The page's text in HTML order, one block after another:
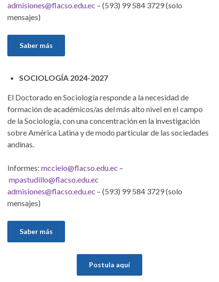
admisiones@flacso.edu.ec – (593) 99 584 3729 (solo
mensajes)
Saber más
SOCIOLOGÍA 2024-2027
El Doctorado en Sociología responde a la necesidad de
formación de académicos/as del más alto nivel en el campo
de la Sociología, con una concentración en la investigación
sobre América Latina y de modo particular de las sociedades
andinas.
Informes: mccielo@flacso.edu.ec –
mpastudillo@flacso.edu.ec
admisiones@flacso.edu.ec – (593) 99 584 3729 (solo
mensajes)
Saber más
Postula aquí